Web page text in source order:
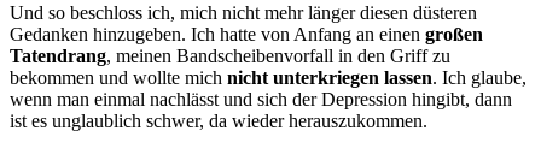
Und so beschloss ich, mich nicht mehr länger diesen düsteren
Gedanken hinzugeben. Ich hatte von Anfang an einen großen
Tatendrang, meinen Bandscheibenvorfall in den Griff zu
bekommen und wollte mich nicht unterkriegen lassen. Ich glaube,
wenn man einmal nachlässt und sich der Depression hingibt, dann
ist es unglaublich schwer, da wieder herauszukommen.